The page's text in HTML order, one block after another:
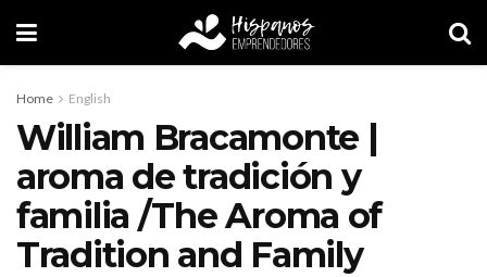
Home English
William Bracamonte |
aroma de tradición y
familia /The Aroma of
Tradition and Family